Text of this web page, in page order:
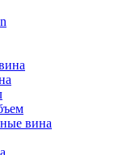
вина